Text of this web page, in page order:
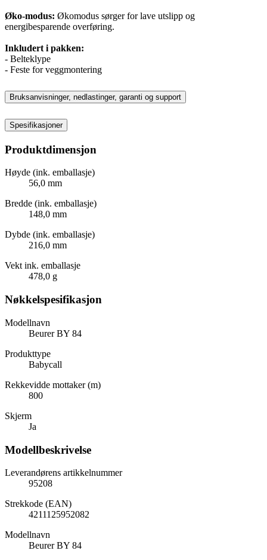
Øko-modus: Økomodus sørger for lave utslipp og
energibesparende overføring.
Inkludert i pakken:
- Belteklype
- Feste for veggmontering
Bruksanvisninger, nedlastinger, garanti og support
Spesifikasjoner
Produktdimensjon
Høyde (ink. emballasje)
56,0 mm
Bredde (ink. emballasje)
148,0 mm
Dybde (ink. emballasje)
216,0 mm
Vekt ink. emballasje
478,0 g
Nøkkelspesifikasjon
Modellnavn
Beurer BY 84
Produkttype
Babycall
Rekkevidde mottaker (m)
800
Skjerm
Ja
Modellbeskrivelse
Leverandørens artikkelnummer
95208
Strekkode (EAN)
4211125952082
Modellnavn
Beurer BY 84